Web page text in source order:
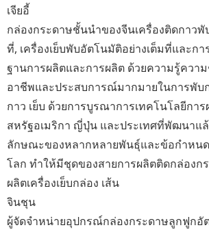
เจียอี้
กล่องกระดาษชั้นนำของจีนเครื่องติดกาวพั
ที่, เครื่องเย็บพับอัตโนมัติอย่างเต็มที่และก
ฐานการผลิตและการผลิต ด้วยความรู้ควา
อาชีพและประสบการณ์มากมายในการพับ
กาว เย็บ ด้วยการบูรณาการเทคโนโลยีกา
สหรัฐอเมริกา ญี่ปุ่น และประเทศที่พัฒนาแ
ลักษณะของหลากหลายพันธุ์และข้อกำหน
โลก ทำให้มีชุดของสายการผลิตติดกล่องก
ผลิตเครื่องเย็บกล่อง เส้น
จินชุน
ผู้จัดจำหน่ายอุปกรณ์กล่องกระดาษลูกฟูกอั